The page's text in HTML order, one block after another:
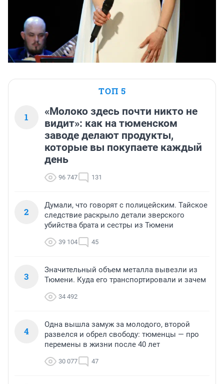
ТОП 5
1
«Молоко здесь почти никто не
видит»: как на тюменском
заводе делают продукты,
которые вы покупаете каждый
день
96 747 131
2
Думали, что говорят с полицейским. Тайское
следствие раскрыло детали зверского
убийства брата и сестры из Тюмени
39 104 45
3
Значительный объем металла вывезли из
Тюмени. Куда его транспортировали и зачем
34 492
4
Одна вышла замуж за молодого, второй
развелся и обрел свободу: тюменцы — про
перемены в жизни после 40 лет
30 077 47